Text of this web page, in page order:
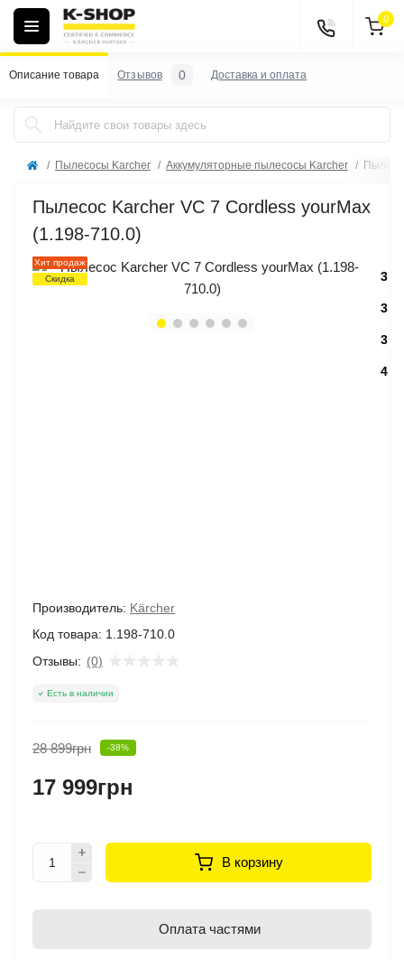
0
Пылесосы Karcher Аккумуляторные пылесосы Karcher
Пылесос Karcher VC 7 Cordless yourMax
(1.198-710.0)
3
3
3
4
Хит продаж
Скидка
Производитель: Kärcher
Код товара: 1.198-710.0
Отзывы: (0)
Есть в наличии
28 899грн -38%
17 999грн
В корзину
Оплата частями
Описание товара Отзывов 0 Доставка и оплата